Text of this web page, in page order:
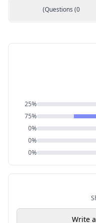
Questions (0
)
25%
75%
0%
0%
0%
Write